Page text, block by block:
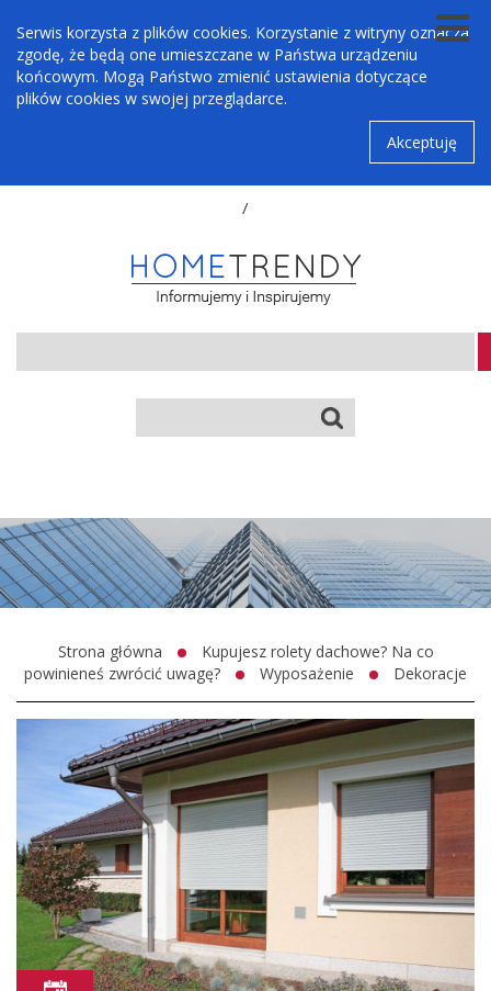
Serwis korzysta z plików cookies. Korzystanie z witryny oznacza
zgodę, że będą one umieszczane w Państwa urządzeniu
końcowym. Mogą Państwo zmienić ustawienia dotyczące
plików cookies w swojej przeglądarce.
Akceptuję
/
Strona główna
Kupujesz rolety dachowe? Na co
powinieneś zwrócić uwagę?
Wyposażenie Dekoracje